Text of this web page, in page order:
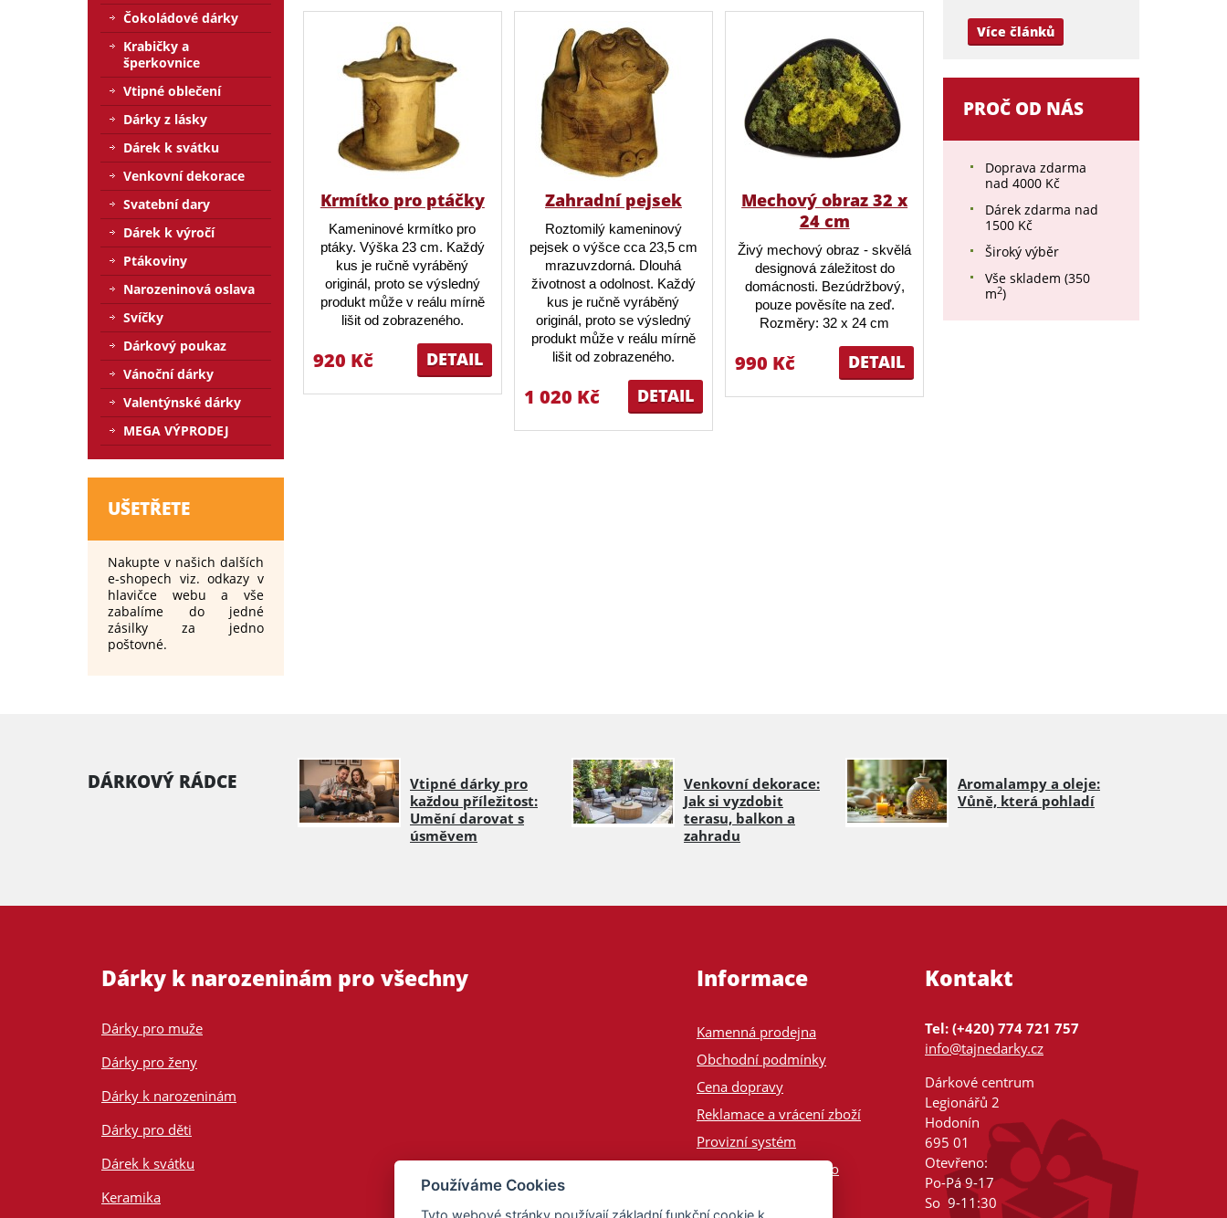
Krmítko pro ptáčky
Kameninové krmítko pro
ptáky. Výška 23 cm. Každý
kus je ručně vyráběný
originál, proto se výsledný
produkt může v reálu mírně
lišit od zobrazeného.
DETAIL
920 Kč
Zahradní pejsek
Roztomilý kameninový
pejsek o výšce cca 23,5 cm
mrazuvzdorná. Dlouhá
životnost a odolnost. Každý
kus je ručně vyráběný
originál, proto se výsledný
produkt může v reálu mírně
lišit od zobrazeného.
DETAIL
1 020 Kč
Mechový obraz 32 x
24 cm
Živý mechový obraz - skvělá
designová záležitost do
domácnosti. Bezúdržbový,
pouze pověsíte na zeď.
Rozměry: 32 x 24 cm
DETAIL
990 Kč
Více článků
PROČ OD NÁS
Doprava zdarma
nad 4000 Kč
Dárek zdarma nad
1500 Kč
Široký výběr
Vše skladem (350
m2)
Čokoládové dárky
Krabičky a
šperkovnice
Vtipné oblečení
Dárky z lásky
Dárek k svátku
Venkovní dekorace
Svatební dary
Dárek k výročí
Ptákoviny
Narozeninová oslava
Svíčky
Dárkový poukaz
Vánoční dárky
Valentýnské dárky
MEGA VÝPRODEJ
UŠETŘETE
Nakupte v našich dalších
e-shopech viz. odkazy v
hlavičce webu a vše
zabalíme do jedné
zásilky za jedno
poštovné.
DÁRKOVÝ RÁDCE
Vtipné dárky pro
každou příležitost:
Umění darovat s
úsměvem
Venkovní dekorace:
Jak si vyzdobit
terasu, balkon a
zahradu
Aromalampy a oleje:
Vůně, která pohladí
Dárky k narozeninám pro všechny
Dárky pro muže
Dárky pro ženy
Dárky k narozeninám
Dárky pro děti
Dárek k svátku
Keramika
Informace
Kamenná prodejna
Obchodní podmínky
Cena dopravy
Reklamace a vrácení zboží
Provizní systém
Odeslání na Slovensko
Kontakt
Tel: (+420) 774 721 757
info@tajnedarky.cz
Dárkové centrum
Legionářů 2
Hodonín
695 01
Otevřeno:
Po-Pá 9-17
So 9-11:30
Používáme Cookies
Tyto webové stránky používají základní funkční cookie k